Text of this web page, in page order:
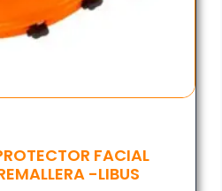
FACIAL
-LIBUS